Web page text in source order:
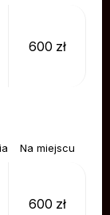
600 zł
600 zł